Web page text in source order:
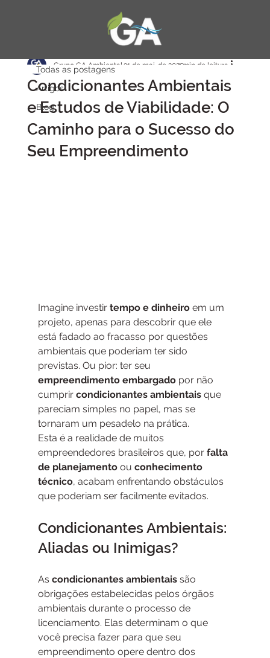
Todas as postagens
Artigos
Blog
Todas as postagens
Condicionantes Ambientais
e Estudos de Viabilidade: O
Caminho para o Sucesso do
Seu Empreendimento
Grupo GA Ambiental 31 de mai. de 20254 min de leitura
Imagine investir tempo e dinheiro em um
projeto, apenas para descobrir que ele
está fadado ao fracasso por questões
ambientais que poderiam ter sido
previstas. Ou pior: ter seu
empreendimento embargado por não
cumprir condicionantes ambientais que
pareciam simples no papel, mas se
tornaram um pesadelo na prática.
Esta é a realidade de muitos
empreendedores brasileiros que, por falta
de planejamento ou conhecimento
técnico, acabam enfrentando obstáculos
que poderiam ser facilmente evitados.
Condicionantes Ambientais:
Aliadas ou Inimigas?
As condicionantes ambientais são
obrigações estabelecidas pelos órgãos
ambientais durante o processo de
licenciamento. Elas determinam o que
você precisa fazer para que seu
empreendimento opere dentro dos